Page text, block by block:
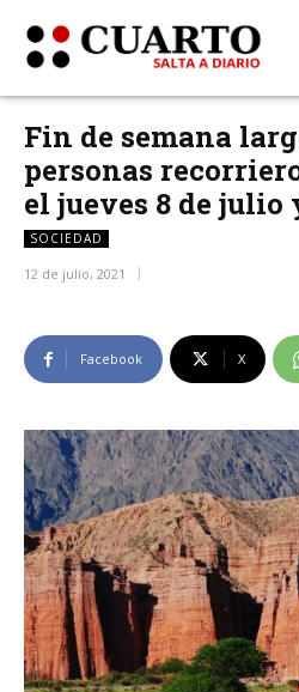
Fin de semana
personas
el jueves 8 de julio
SOCIEDAD
12 de julio, 2021
Facebook X